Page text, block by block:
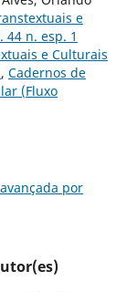
e
44 n. esp. 1
e Culturais
, Cadernos de
(Fluxo
por